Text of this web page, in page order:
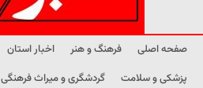
صفحه اصلی فرهنگ و هنر اخبار استان
پزشکی و سلامت
گردشگری و میراث فرهنگی